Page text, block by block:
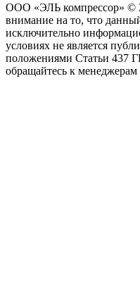
ООО «ЭЛЬ компрессор» ©
внимание на то, что
исключительно
условиях не является
положениями Статьи 437
обращайтесь к